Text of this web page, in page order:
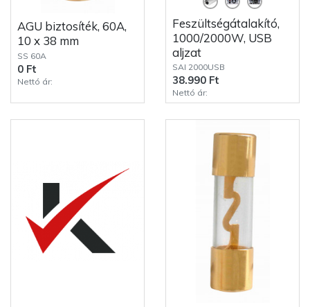
AGU biztosíték, 60A,
10 x 38 mm
SS 60A
0 Ft
Nettó ár:
Feszültségátalakító,
1000/2000W, USB
aljzat
SAI 2000USB
38.990 Ft
Nettó ár: